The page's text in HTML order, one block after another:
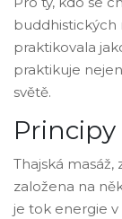
buddhistických
praktikovala
praktikuje
světě.
Thajská masáž,
založena na
je tok energie